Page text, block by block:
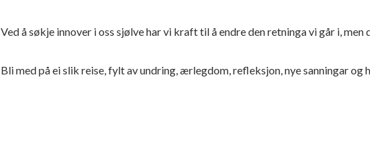
Ved å søkje innover i oss sjølve har vi kraft til å endre den retninga vi går i, men
Bli med på ei slik reise, fylt av undring, ærlegdom, refleksjon, nye sanningar og